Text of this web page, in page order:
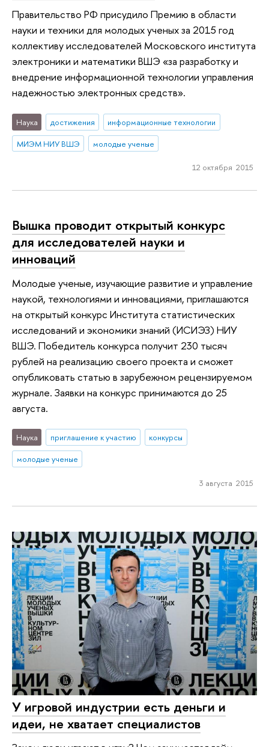
Правительство РФ присудило Премию в области
науки и техники для молодых ученых за 2015 год
коллективу исследователей Московского института
электроники и математики ВШЭ «за разработку и
внедрение информационной технологии управления
надежностью электронных средств».
Наука достижения
информационные технологии
МИЭМ НИУ ВШЭ
молодые ученые
12 октября 2015
Вышка проводит открытый конкурс
для исследователей науки и
инноваций
Молодые ученые, изучающие развитие и управление
наукой, технологиями и инновациями, приглашаются
на открытый конкурс Института статистических
исследований и экономики знаний (ИСИЭЗ) НИУ
ВШЭ. Победитель конкурса получит 230 тысяч
рублей на реализацию своего проекта и сможет
опубликовать статью в зарубежном рецензируемом
журнале. Заявки на конкурс принимаются до 25
августа.
Наука приглашение к участию
конкурсы
молодые ученые
3 августа 2015
У игровой индустрии есть деньги и
идеи, не хватает специалистов